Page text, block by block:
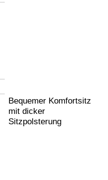
Bequemer Komfortsitz
mit dicker
Sitzpolsterung